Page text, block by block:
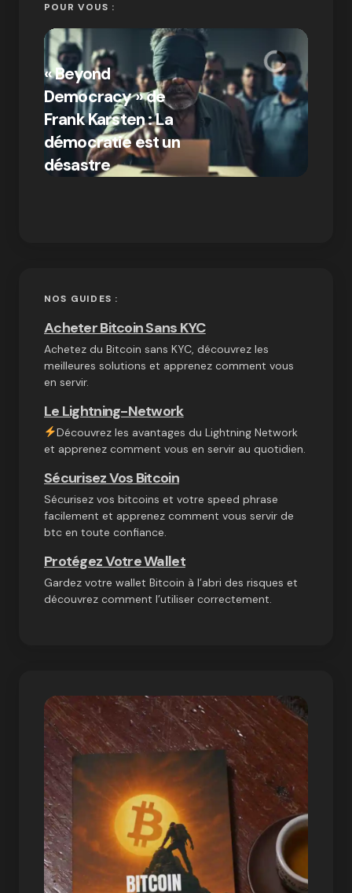
POUR VOUS :
« Beyond
Democracy » de
Frank Karsten : La
démocratie est un
désastre
par Ines Aissani
on 03/10/2024
NOS GUIDES :
Acheter Bitcoin Sans KYC
Achetez du Bitcoin sans KYC, découvrez les
meilleures solutions et apprenez comment vous
en servir.
Le Lightning-Network
Découvrez les avantages du Lightning Network
et apprenez comment vous en servir au quotidien.
Sécurisez Vos Bitcoin
Sécurisez vos bitcoins et votre speed phrase
facilement et apprenez comment vous servir de
btc en toute confiance.
Protégez Votre Wallet
Gardez votre wallet Bitcoin à l’abri des risques et
découvrez comment l’utiliser correctement.